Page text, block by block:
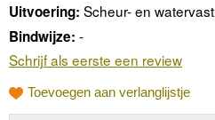
Uitvoering: Scheur- en watervast
Bindwijze: -
Schrijf als eerste een review
Toevoegen aan verlanglijstje